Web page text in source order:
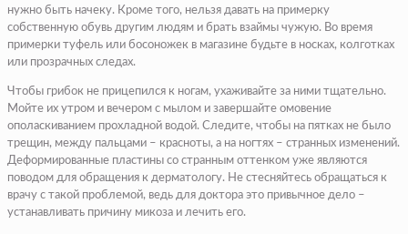
нужно быть начеку. Кроме того, нельзя давать на примерку
собственную обувь другим людям и брать взаймы чужую. Во время
примерки туфель или босоножек в магазине будьте в носках, колготках
или прозрачных следах.
Чтобы грибок не прицепился к ногам, ухаживайте за ними тщательно.
Мойте их утром и вечером с мылом и завершайте омовение
ополаскиванием прохладной водой. Следите, чтобы на пятках не было
трещин, между пальцами – красноты, а на ногтях – странных изменений.
Деформированные пластины со странным оттенком уже являются
поводом для обращения к дерматологу. Не стесняйтесь обращаться к
врачу с такой проблемой, ведь для доктора это привычное дело –
устанавливать причину микоза и лечить его.